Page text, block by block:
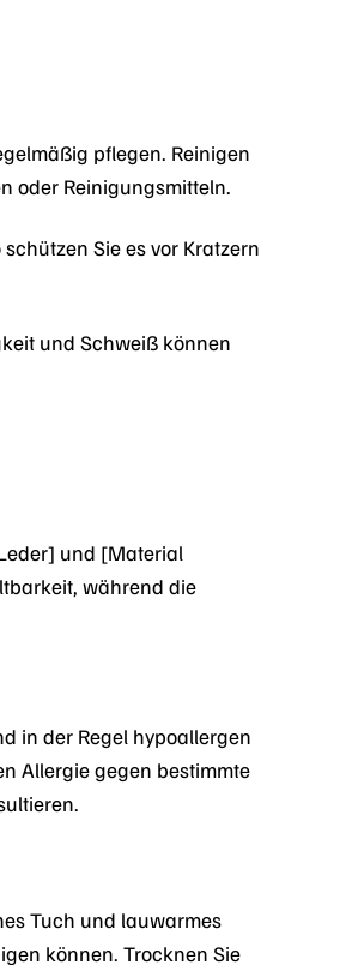
pflegen. Reinigen
oder Reinigungsmitteln.
Sie es vor Kratzern
und Schweiß können
und [Material
während die
in der Regel hypoallergen
Allergie gegen bestimmte
Tuch und lauwarmes
können. Trocknen Sie